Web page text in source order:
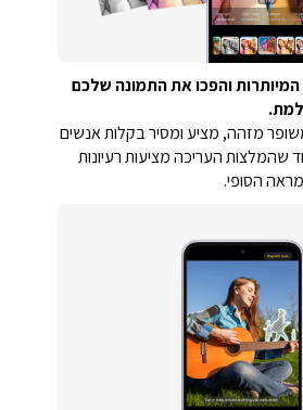
והפכו את התמונה שלכם
מזהה, מציע ומסיר בקלות אנשים
שהמלצות העריכה מציעות רעיונות
הסופי.